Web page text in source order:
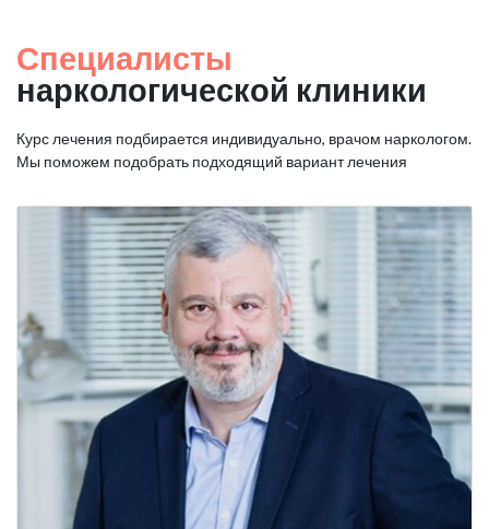
Специалисты
наркологической клиники
Курс лечения подбирается индивидуально, врачом наркологом.
Мы поможем подобрать подходящий вариант лечения